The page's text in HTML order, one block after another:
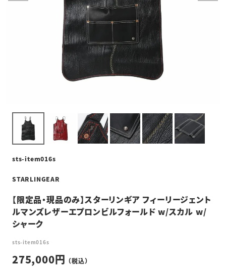
sts-item016s
STARLINGEAR
【限定品・現品のみ】スターリンギア フィーリージェント
ルマンズレザーエプロンビルフォールド w/スカル w/
シャーク
sts-item016s
275,000